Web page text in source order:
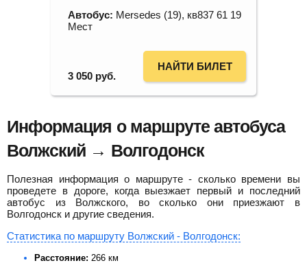
Автобус: Mersedes (19), кв837 61 19
Мест
3 050 руб.
НАЙТИ БИЛЕТ
Информация о маршруте автобуса
Волжский → Волгодонск
Полезная информация о маршруте - сколько времени вы
проведете в дороге, когда выезжает первый и последний
автобус из Волжского, во сколько они приезжают в
Волгодонск и другие сведения.
Статистика по маршруту Волжский - Волгодонск:
Расстояние: 266 км